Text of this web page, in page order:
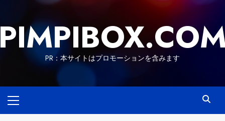
content
PR：本サイトはプロモーションを含みます
Menu